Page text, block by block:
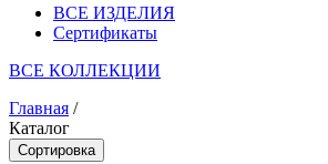
ВСЕ ИЗДЕЛИЯ
Сертификаты
ВСЕ КОЛЛЕКЦИИ
Главная /
Каталог
Сортировка